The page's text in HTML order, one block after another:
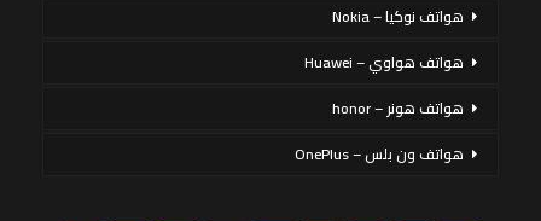
هواتف نوكيا – Nokia
هواتف هواوي – Huawei
هواتف هونر – honor
هواتف ون بلس – OnePlus